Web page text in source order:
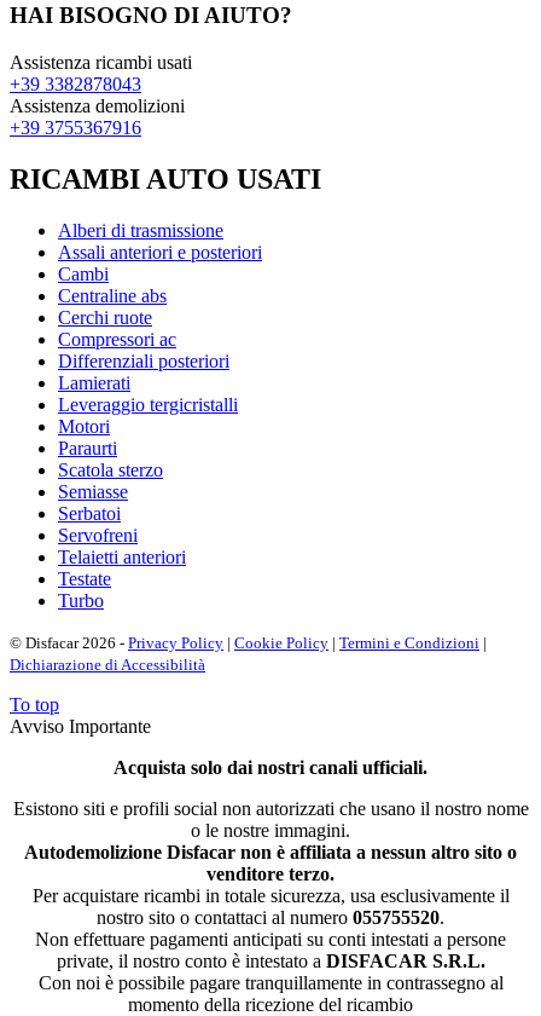
HAI BISOGNO DI AIUTO?
Assistenza ricambi usati
+39 3382878043
Assistenza demolizioni
+39 3755367916
RICAMBI AUTO USATI
Alberi di trasmissione
Assali anteriori e posteriori
Cambi
Centraline abs
Cerchi ruote
Compressori ac
Differenziali posteriori
Lamierati
Leveraggio tergicristalli
Motori
Paraurti
Scatola sterzo
Semiasse
Serbatoi
Servofreni
Telaietti anteriori
Testate
Turbo
© Disfacar 2026 - Privacy Policy | Cookie Policy | Termini e Condizioni |
Dichiarazione di Accessibilità
To top
Avviso Importante
Acquista solo dai nostri canali ufficiali.
Esistono siti e profili social non autorizzati che usano il nostro nome
o le nostre immagini.
Autodemolizione Disfacar non è affiliata a nessun altro sito o
venditore terzo.
Per acquistare ricambi in totale sicurezza, usa esclusivamente il
nostro sito o contattaci al numero 055755520.
Non effettuare pagamenti anticipati su conti intestati a persone
private, il nostro conto è intestato a DISFACAR S.R.L.
Con noi è possibile pagare tranquillamente in contrassegno al
momento della ricezione del ricambio